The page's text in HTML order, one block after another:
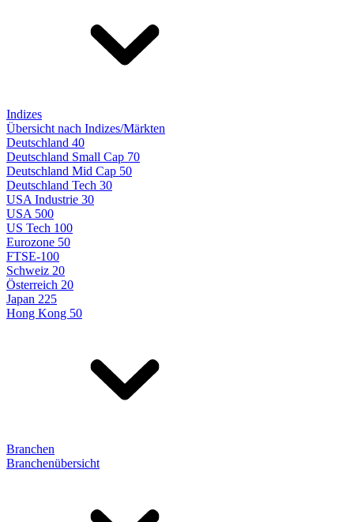
Indizes
Übersicht nach Indizes/Märkten
Deutschland 40
Deutschland Small Cap 70
Deutschland Mid Cap 50
Deutschland Tech 30
USA Industrie 30
USA 500
US Tech 100
Eurozone 50
FTSE-100
Schweiz 20
Österreich 20
Japan 225
Hong Kong 50
Branchen
Branchenübersicht